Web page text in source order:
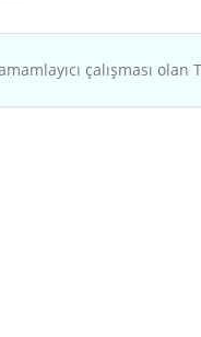
çalışması